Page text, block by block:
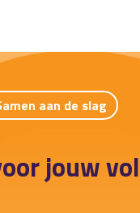
aan de slag
jouw